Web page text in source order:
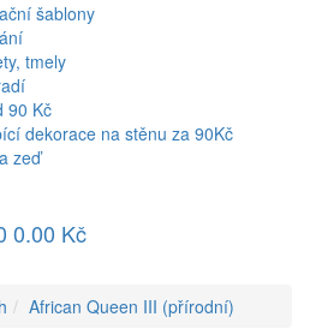
šablony
tmely
90 Kč
dekorace na stěnu za 90Kč
zeď
0.00 Kč
African Queen III (přírodní)